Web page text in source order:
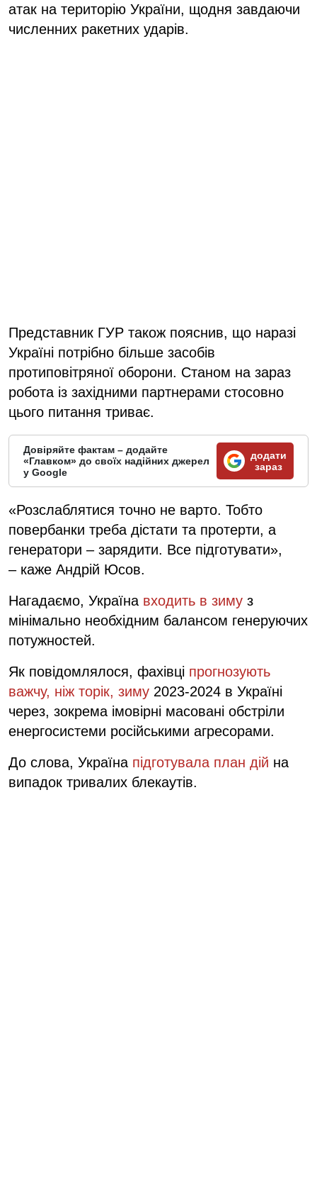
атак на територію України, щодня завдаючи
численних ракетних ударів.
Представник ГУР також пояснив, що наразі
Україні потрібно більше засобів
протиповітряної оборони. Станом на зараз
робота із західними партнерами стосовно
цього питання триває.
Довіряйте фактам – додайте
«Главком» до своїх надійних джерел
у Google
додати
зараз
«Розслаблятися точно не варто. Тобто
повербанки треба дістати та протерти, а
генератори – зарядити. Все підготувати»,
– каже Андрій Юсов.
Нагадаємо, Україна входить в зиму з
мінімально необхідним балансом генеруючих
потужностей.
Як повідомлялося, фахівці прогнозують
важчу, ніж торік, зиму 2023-2024 в Україні
через, зокрема імовірні масовані обстріли
енергосистеми російськими агресорами.
До слова, Україна підготувала план дій на
випадок тривалих блекаутів.